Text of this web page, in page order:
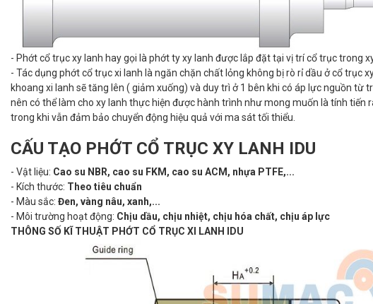
- Phớt cổ trục xy lanh hay gọi là phớt ty xy lanh được lắp đặt tại vị trí cổ trục trong
- Tác dụng phớt cổ trục xi lanh là ngăn chặn chất lỏng không bị rò rỉ dầu ở cổ trục
khoang xi lanh sẽ tăng lên ( giảm xuống) và duy trì ở 1 bên khi có áp lực nguồn
nên có thể làm cho xy lanh thực hiện được hành trình như mong muốn là tính
trong khi vẫn đảm bảo chuyển động hiệu quả với ma sát tối thiểu.
CẤU TẠO PHỚT CỔ TRỤC XY LANH IDU
- Vật liệu: Cao su NBR, cao su FKM, cao su ACM, nhựa PTFE,...
- Kích thước: Theo tiêu chuẩn
- Màu sắc: Đen, vàng nâu, xanh,...
- Môi trường hoạt động: Chịu dầu, chịu nhiệt, chịu hóa chất, chịu áp lực
THÔNG SỐ KĨ THUẬT PHỚT CỔ TRỤC XI LANH IDU